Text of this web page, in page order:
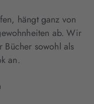
hängt ganz von
ab. Wir
Bücher sowohl als
an.